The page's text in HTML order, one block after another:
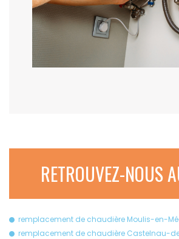
RETROUVEZ-NOUS
remplacement de chaudière Moulis-en-
remplacement de chaudière Castelnau-